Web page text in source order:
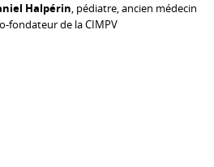
Halpérin, pédiatre, ancien médecin
fondateur de la CIMPV